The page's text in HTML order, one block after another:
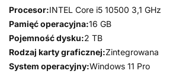
Procesor:INTEL Core i5 10500 3,1 GHz
Pamięć operacyjna:16 GB
Pojemność dysku:2 TB
Rodzaj karty graficznej:Zintegrowana
System operacyjny:Windows 11 Pro